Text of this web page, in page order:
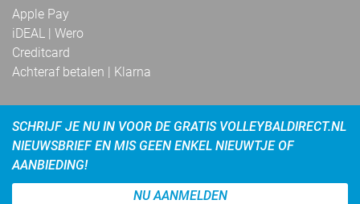
Apple Pay
iDEAL | Wero
Creditcard
Achteraf betalen | Klarna
SCHRIJF JE NU IN VOOR DE GRATIS VOLLEYBALDIRECT.NL
NIEUWSBRIEF EN MIS GEEN ENKEL NIEUWTJE OF
AANBIEDING!
NU AANMELDEN